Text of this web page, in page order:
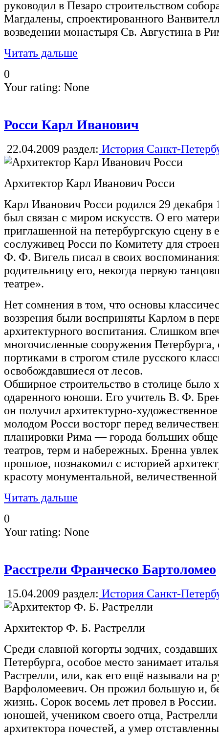
руководил в Пезаро строительством
Магдалены, спроектированного
возведении монастыря Св. Августина в
Читать дальше
0
Your rating: None
Росси Карл Иванович
22.04.2009 раздел: История Санкт-
Архитектор Карл Иванович Росси
Карл Иванович Росси родился 29
был связан с миром искусств. О его
приглашенной на петербургскую сцену в
сослуживец Росси по Комитету для
Ф. Ф. Вигель писал в своих
родительницу его, некогда первую
театре».
Нет сомнения в том, что основы
воззрения были восприняты Карлом в
архитектурного воспитания. Слишком
многочисленные сооружения
портиками в строгом стиле русского
освобождавшиеся от лесов.
Обширное строительство в столице было
одаренного юноши. Его учитель В. Ф.
он получил архитектурно-
молодом Росси восторг перед
планировки Рима — города больших
театров, терм и набережных. Бренна
прошлое, познакомил с историей
красоту монументальной,
Читать дальше
0
Your rating: None
Расстрели Франческо Бартоломео
15.04.2009 раздел: История Санкт-
Архитектор Ф. Б. Растрелли
Среди славной когорты зодчих,
Петербурга, особое место занимает
Растрелли, или, как его ещё называли на
Варфоломеевич. Он прожил большую и,
жизнь. Сорок восемь лет провел в
юношей, учеником своего отца,
архитектора почестей, а умер